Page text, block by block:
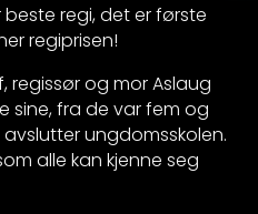
beste regi, det er første
regiprisen!
og mor Aslaug
sine, fra de var fem og
ungdomsskolen.
alle kan kjenne seg